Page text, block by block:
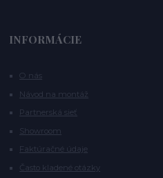
INFORMÁCIE
O nás
Návod na montáž
Partnerská sieť
Showroom
Faktúračné údaje
Často kladené otázky